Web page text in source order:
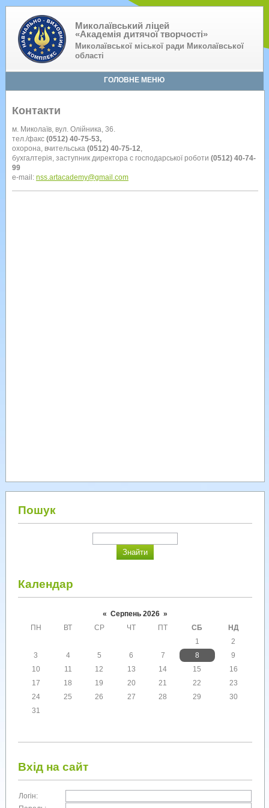
Миколаївський ліцей
«Академія дитячої творчості»
Миколаївської міської ради Миколаївської
області
ГОЛОВНЕ МЕНЮ
Контакти
м. Миколаїв, вул. Олійника, 36.
тел./факс (0512) 40-75-53,
охорона, вчительська (0512) 40-75-12,
бухгалтерія, заступник директора с господарської роботи (0512) 40-74-
99
e-mail: nss.artacademy@gmail.com
Пошук
Календар
« Серпень 2026 »
ПН
ВТ СР ЧТ ПТ СБ
НД
1
2
3
4 5 6 7 8
9
10
11 12 13 14 15
16
17
18 19 20 21 22
23
24
25 26 27 28 29
30
31
Вхід на сайт
Логін: